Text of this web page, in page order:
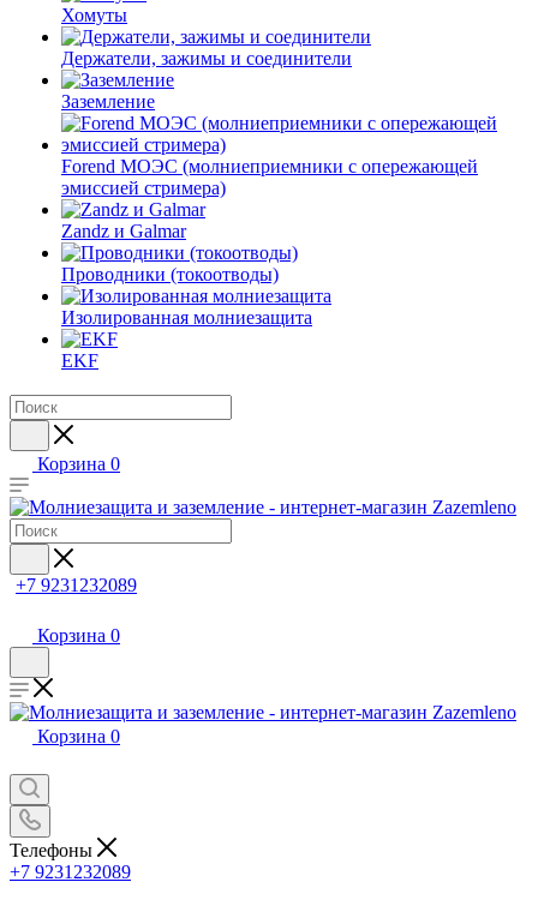
Хомуты
Держатели, зажимы и соединители
Заземление
Forend МОЭС (молниеприемники с опережающей
эмиссией стримера)
Zandz и Galmar
Проводники (токоотводы)
Изолированная молниезащита
EKF
Корзина 0
+7 9231232089
Корзина 0
Корзина 0
Телефоны
+7 9231232089